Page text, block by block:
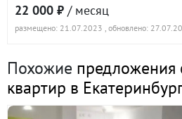
1-к квартира · 45.1 м² ·
90 дн.
в аренде
22 000 ₽ / месяц
размещено: 21.07.2023 , обновлено:
Похожие предложения
квартир в